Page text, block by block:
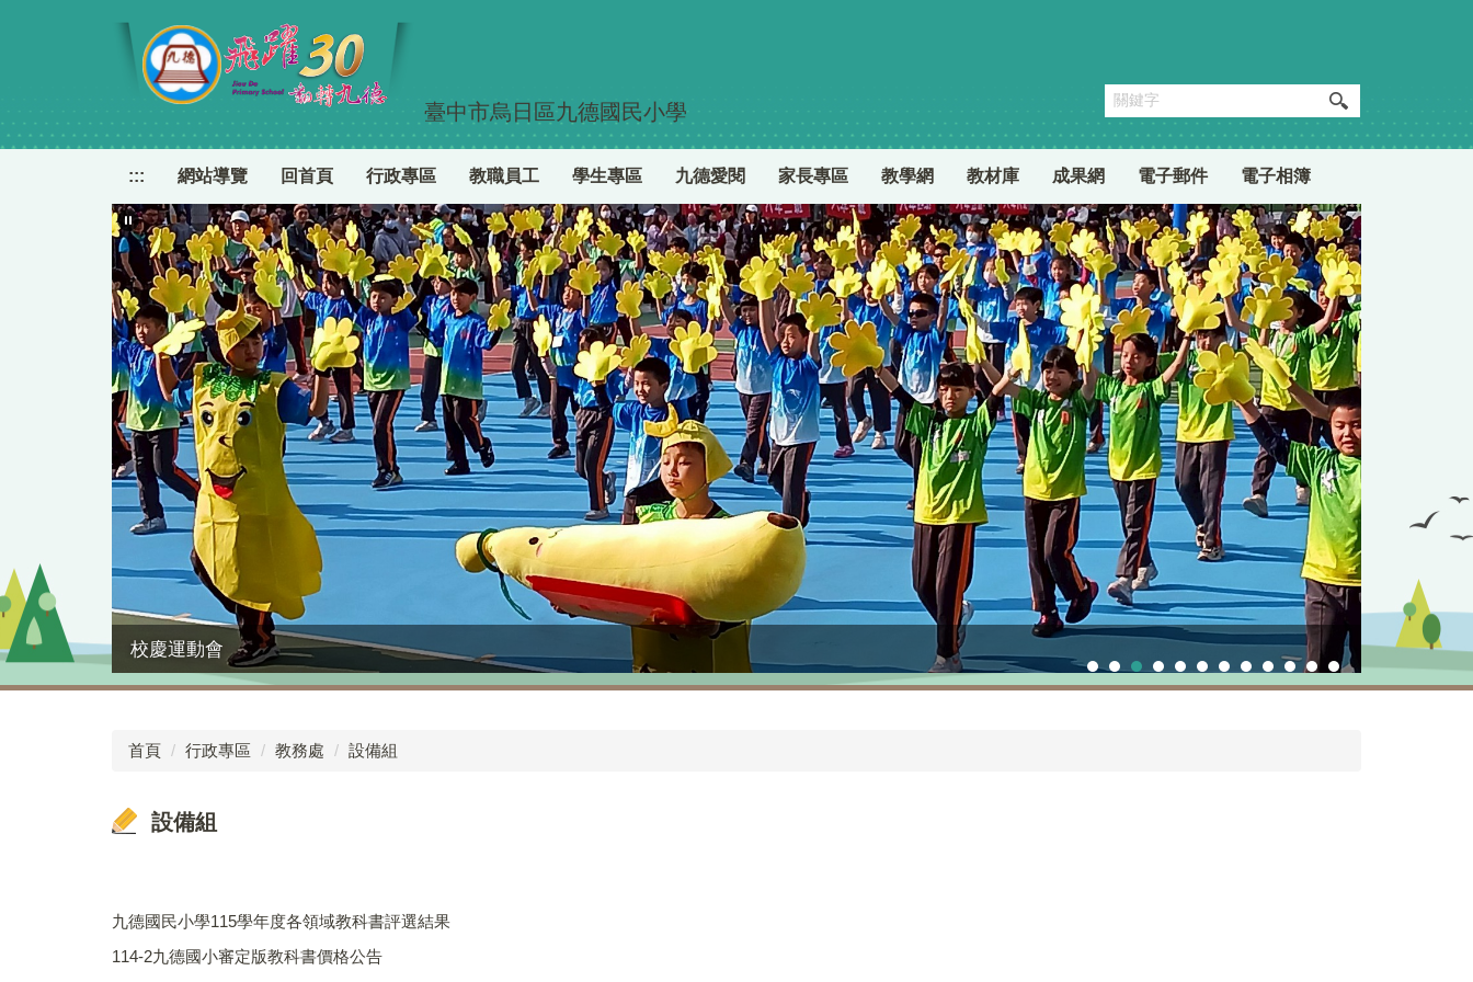
容
臺中市烏日區九德國民小學
::: 網站導覽 回首頁 行政專區 教職員工 學生專區 九德愛閱 家長專區 教學網 教材庫 成果網 電子郵件 電子相簿
校慶運動會 校慶運動會
首頁 行政專區 教務處 設備組
設備組
九德國民小學115學年度各領域教科書評選結果
114-2九德國小審定版教科書價格公告